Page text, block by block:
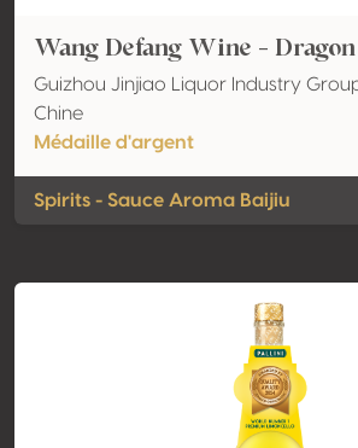
Wang Defang Wine -
Guizhou Jinjiao Liquor Industry Group
Chine
Médaille d'argent
Spirits - Sauce Aroma Baijiu